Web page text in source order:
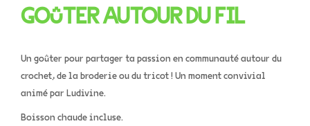
GOÛTER AUTOUR DU FIL
Un goûter pour partager ta passion en communauté autour du
crochet, de la broderie ou du tricot ! Un moment convivial
animé par Ludivine.
Boisson chaude incluse.